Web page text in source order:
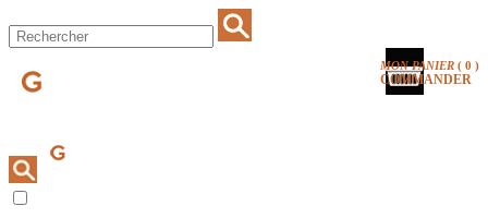
MON PANIER ( 0 )
COMMANDER